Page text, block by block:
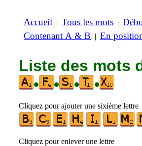
Accueil | Tous les mots |
Contenant A & B | En
Liste des mots
•
• • •
Cliquez pour ajouter une sixième lettre
Cliquez pour enlever une lettre